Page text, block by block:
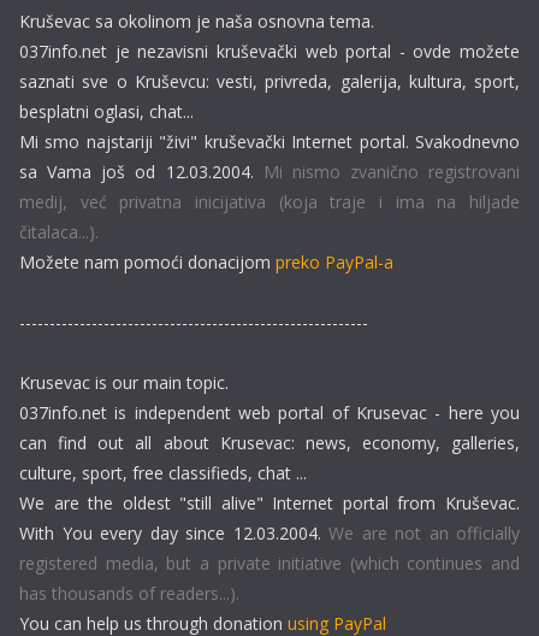
Kruševac sa okolinom je naša osnovna tema.
037info.net je nezavisni kruševački web portal - ovde možete
saznati sve o Kruševcu: vesti, privreda, galerija, kultura, sport,
besplatni oglasi, chat...
Mi smo najstariji "živi" kruševački Internet portal. Svakodnevno
sa Vama još od 12.03.2004. Mi nismo zvanično registrovani
medij, već privatna inicijativa (koja traje i ima na hiljade
čitalaca...).
Možete nam pomoći donacijom preko PayPal-a
----------------------------------------------------------
Krusevac is our main topic.
037info.net is independent web portal of Krusevac - here you
can find out all about Krusevac: news, economy, galleries,
culture, sport, free classifieds, chat ...
We are the oldest "still alive" Internet portal from Kruševac.
With You every day since 12.03.2004. We are not an officially
registered media, but a private initiative (which continues and
has thousands of readers...).
You can help us through donation using PayPal